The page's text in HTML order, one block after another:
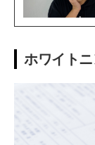
ホワイト